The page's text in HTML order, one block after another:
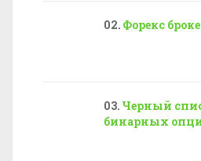
Форекс
Черный
бинарных